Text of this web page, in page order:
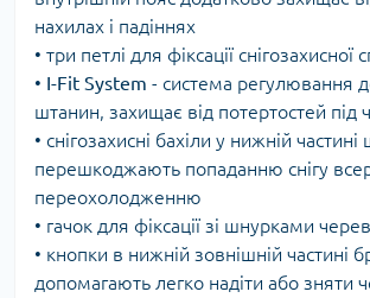
нахилах і падіннях
• три петлі для фіксації снігозахисної
• I-Fit System - система регулювання
штанин, захищає від потертостей під
• снігозахисні бахіли у нижній
перешкоджають попаданню снігу
переохолодженню
• гачок для фіксації зі шнурками
• кнопки в нижній зовнішній частині
допомагають легко надіти або зняти